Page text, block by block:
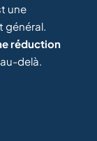
une
général.
réduction
delà.